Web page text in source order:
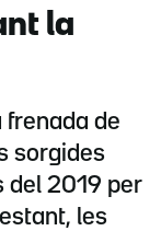
la
frenada de
sorgides
del 2019 per
les